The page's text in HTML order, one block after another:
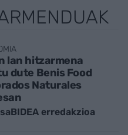
lan hitzarmena
dute Benis Food
Naturales
erredakzioa